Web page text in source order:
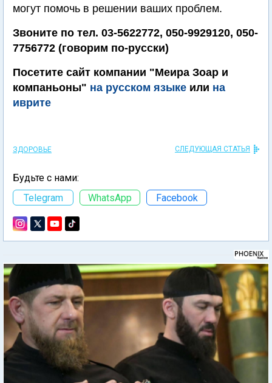
могут помочь в решении ваших проблем.
Звоните по тел. 03-5622772, 050-9929120, 050-
7756772 (говорим по-русски)
Посетите сайт компании "Меира Зоар и
компаньоны" на русском языке или на
иврите
ЗДОРОВЬЕ СЛЕДУЮЩАЯ СТАТЬЯ
Будьте с нами:
Telegram
WhatsApp Facebook